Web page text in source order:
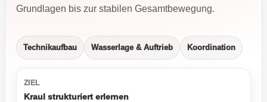
Grundlagen bis zur stabilen Gesamtbewegung.
Technikaufbau Wasserlage & Auftrieb Koordination
ZIEL
Kraul strukturiert erlernen